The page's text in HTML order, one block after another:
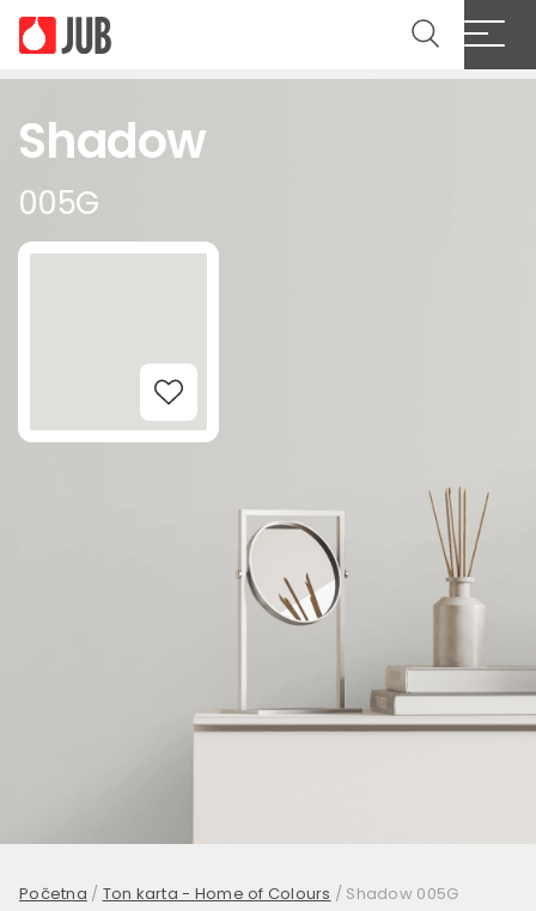
Shadow
005G
Add to Wishlist
Početna / Ton karta - Home of Colours / Shadow 005G